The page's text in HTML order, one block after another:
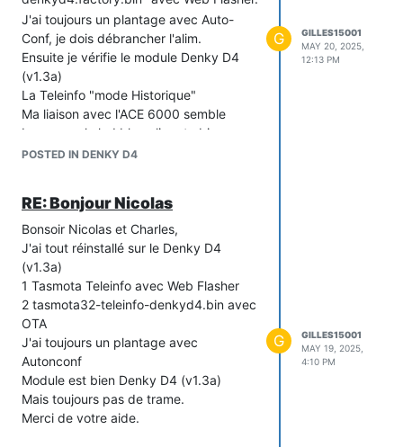
J'ai toujours un plantage avec Auto-
Conf, je dois débrancher l'alim.
Ensuite je vérifie le module Denky D4
(v1.3a)
La Teleinfo "mode Historique"
Ma liaison avec l'ACE 6000 semble
bonne car la led bleu clignote bien.
J'ai maintenant quelques erreurs dans la
Toujours pas de données.
Merci
Console.txt
POSTED IN DENKY D4
G
GILLES15001
MAY 20, 2025,
12:13 PM
RE: Bonjour Nicolas
Bonsoir Nicolas et Charles,
J'ai tout réinstallé sur le Denky D4
(v1.3a)
1 Tasmota Teleinfo avec Web Flasher
2 tasmota32-teleinfo-denkyd4.bin avec
OTA
J'ai toujours un plantage avec
Autonconf
Module est bien Denky D4 (v1.3a)
Mais toujours pas de trame.
Merci de votre aide.
G
GILLES15001
MAY 19, 2025,
4:10 PM